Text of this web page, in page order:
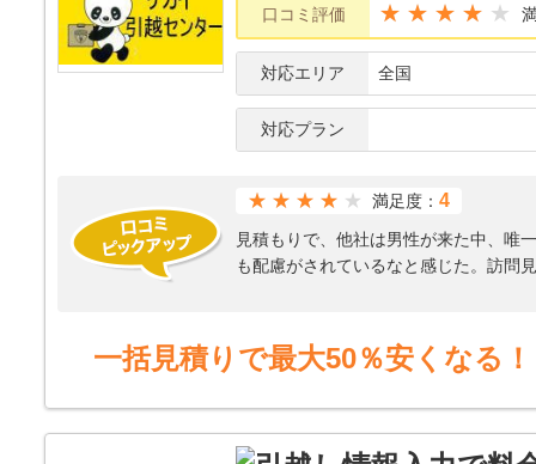
口コミ評価 ★★★★
対応エリア 全国
対応プラン
★★★★ 満足度： 4
見積もりで、他社は男性が来た中、唯
も配慮がされているなと感じた。訪問
運んでくれてほぼ同じ価格だった。
搬出日は2時間ほどの時間を設けてい
いたくなった。
一括見積りで最大50％安くなる！